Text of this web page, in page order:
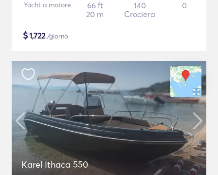
Yacht a motore
66 ft
20 m
140
Crociera
0
$1,722/giorno
Karel Ithaca 550